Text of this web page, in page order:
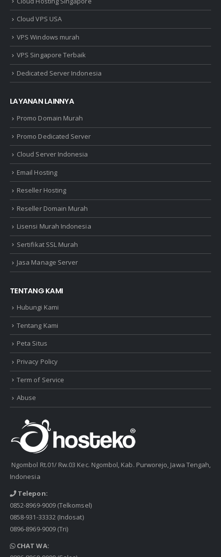
Cloud VPS USA
VPS Windows murah
VPS Singapore Terbaik
Dedicated Server Indonesia
LAYANAN LAINNYA
Promo Domain Murah
Promo Dedicated Server
Cloud Server Indonesia
Email Hosting
Reseller Hosting
Reseller Domain Murah
Lisensi Murah Indonesia
Sertifikat SSL Murah
Jasa Manage Server
TENTANG KAMI
Hubungi Kami
Tentang Kami
Peta Situs
Privacy Policy
Term of Service
Abuse
Ngombol Rt.01/ Rw.03 Kec. Ngombol, Kab. Purworejo, Jawa Tengah,
Indonesia
Telepon:
0852-8969-9009(Telkomsel)
0858-931-33332(Indosat)
0896-8969-9009(Tri)
CHAT WA: